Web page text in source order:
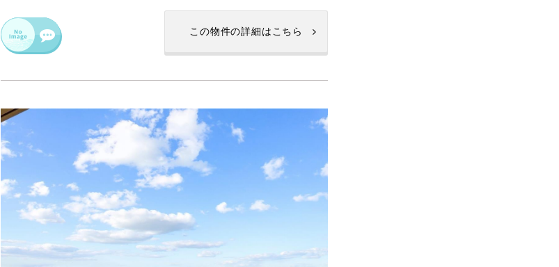
この物件の詳細はこちら